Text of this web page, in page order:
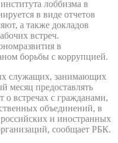
лоббизма в
в виде отчетов
а также докладов
встреч.
в
борьбы с коррупцией.
служащих, занимающих
месяц предоставлять
о встречах с гражданами,
объединений, в
и иностранных
сообщает РБК.